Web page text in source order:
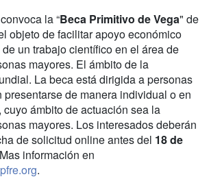
la “Beca Primitivo de Vega" de
objeto de facilitar apoyo económico
un trabajo científico en el área de
mayores. El ámbito de la
La beca está dirigida a personas
presentarse de manera individual o en
ámbito de actuación sea la
mayores. Los interesados deberán
de solicitud online antes del 18 de
información en
.